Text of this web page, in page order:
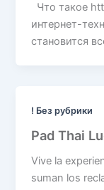
Что такое
интернет-
становится
! Без рубрики
Pad Thai
Vive la
suman los